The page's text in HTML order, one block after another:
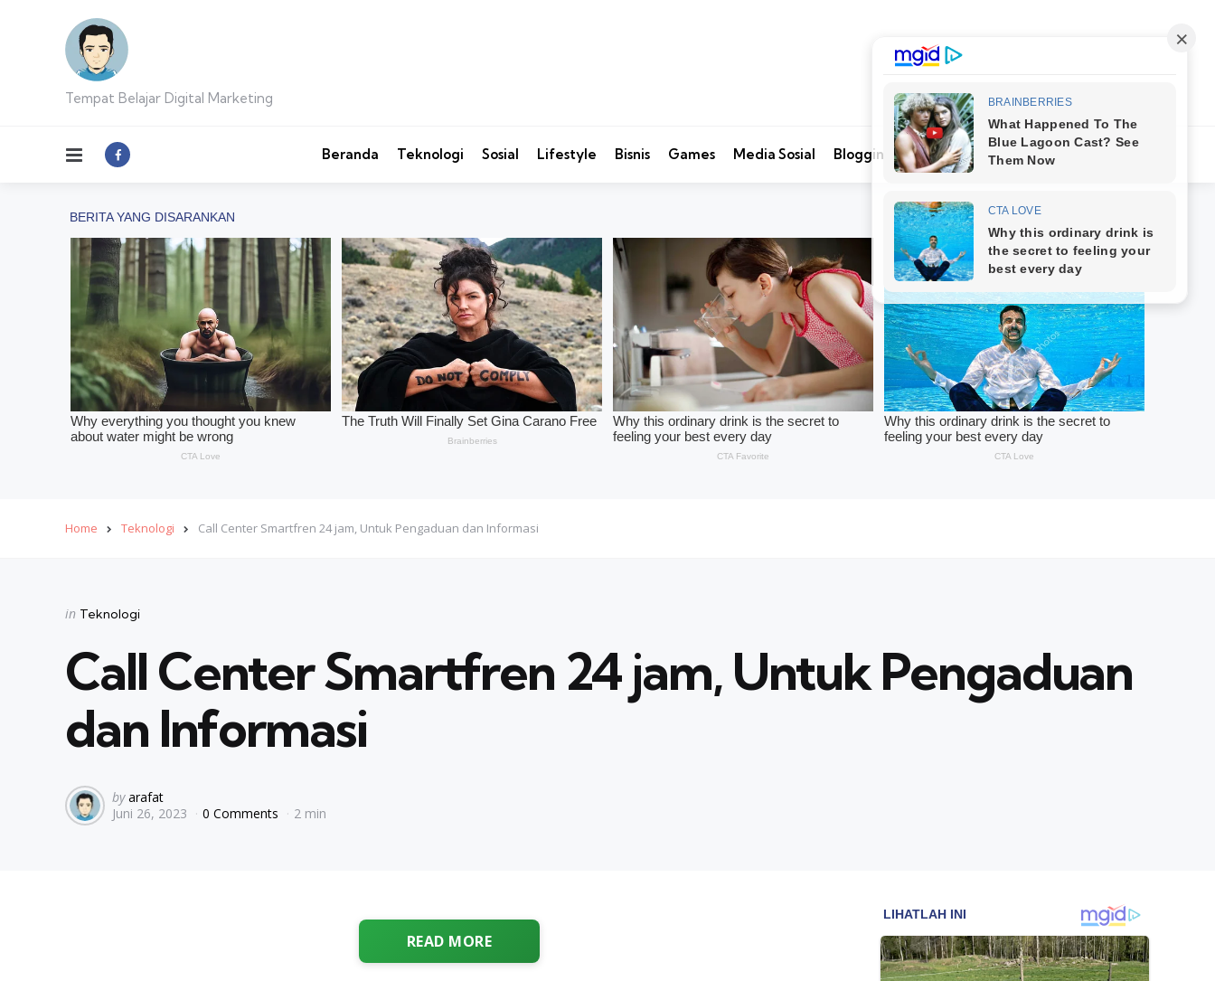
Tempat Belajar Digital Marketing
Menu Beranda Teknologi Sosial Lifestyle Bisnis Games Media Sosial Blogging SearchKontak Kami
Home Teknologi Call Center Smartfren 24 jam, Untuk Pengaduan dan Informasi
Categories
Posted
in Teknologi
Call Center Smartfren 24 jam, Untuk Pengaduan
dan Informasi
Posted
by
by arafat
Juni 26, 2023
0 Comments 2 min
READ MORE